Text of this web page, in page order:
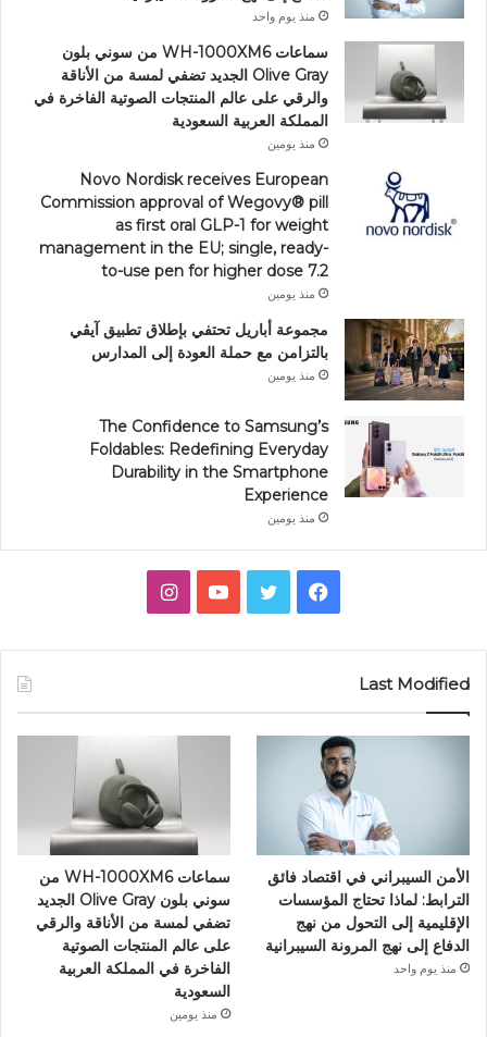
منذ يوم واحد
سماعات WH-1000XM6 من سوني بلون
Olive Gray الجديد تضفي لمسة من الأناقة
والرقي على عالم المنتجات الصوتية الفاخرة في
المملكة العربية السعودية
منذ يومين
Novo Nordisk receives European
Commission approval of Wegovy®️ pill
as first oral GLP-1 for weight
management in the EU; single, ready-
to-use pen for higher dose 7.2
منذ يومين
مجموعة أباريل تحتفي بإطلاق تطبيق آيڤي
بالتزامن مع حملة العودة إلى المدارس
منذ يومين
The Confidence to Samsung’s
Foldables: Redefining Everyday
Durability in the Smartphone
Experience
منذ يومين
فيسبوك تويتر يوتيوبانستقرام
Last Modified
الأمن السيبراني في اقتصاد فائق
الترابط: لماذا تحتاج المؤسسات
الإقليمية إلى التحول من نهج
الدفاع إلى نهج المرونة السيبرانية
منذ يوم واحد
سماعات WH-1000XM6 من
سوني بلون Olive Gray الجديد
تضفي لمسة من الأناقة والرقي
على عالم المنتجات الصوتية
الفاخرة في المملكة العربية
السعودية
منذ يومين